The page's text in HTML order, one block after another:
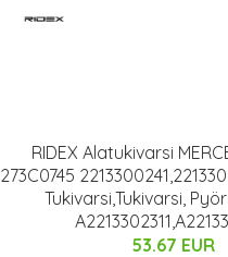
RIDEX Alatukivarsi
273C0745
Tukivarsi,Tukivarsi,
53.67 EUR